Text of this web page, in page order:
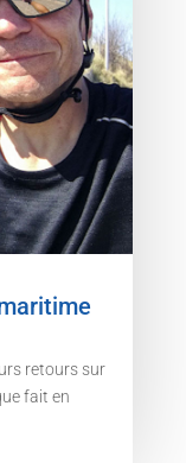
retours sur
fait en